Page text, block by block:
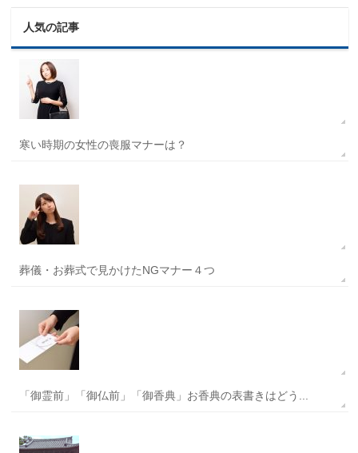
人気の記事
寒い時期の女性の喪服マナーは？
葬儀・お葬式で見かけたNGマナー４つ
「御霊前」「御仏前」「御香典」お香典の表書きはどう...